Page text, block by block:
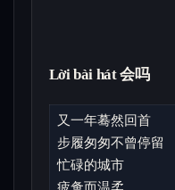
Lời bài hát 会吗
又一年蓦然回首
步履匆匆不曾停留
忙碌的城市
疲惫而温柔